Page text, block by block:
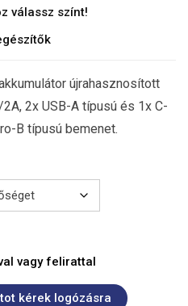
válassz színt!
újrahasznosított
2x USB-A típusú és 1x C-
B típusú bemenet.
vagy felirattal
kérek logózásra